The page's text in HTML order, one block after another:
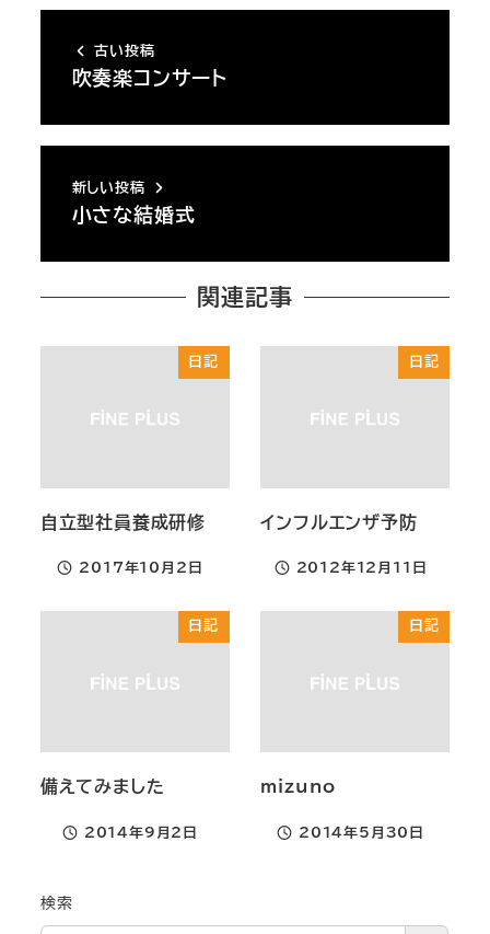
古い投稿
吹奏楽コンサート
新しい投稿
小さな結婚式
関連記事
日記
自立型社員養成研修
投稿日
2017年10月2日
日記
インフルエンザ予防
投稿日
2012年12月11日
日記
備えてみました
投稿日
2014年9月2日
日記
mizuno
投稿日
2014年5月30日
検索